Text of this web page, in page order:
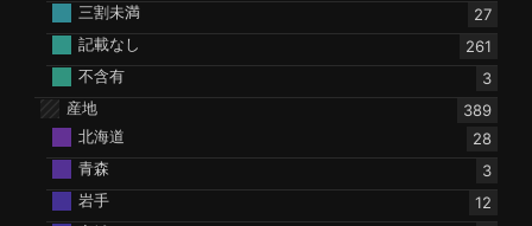
三割未満
27
記載なし
261
不含有
3
産地
389
北海道
28
青森
3
岩手
12